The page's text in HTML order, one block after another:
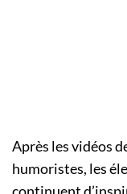
Après les vidéos
humoristes, les
continuent